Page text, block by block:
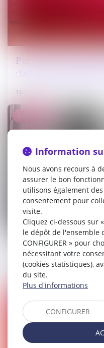
Purge des nullités
: la loi de 2024
13/12/2024
Justice des
durcissement des
10/12/2024
Droit pénal
Droit pénal
Information
Nous avons recours à
assurer le bon
utilisons également
consentement pour
visite.
Cliquez ci-dessous sur
le dépôt de l'ensemble
CONFIGURER » pour
nécessitant votre
(cookies statistiques),
du site.
Plus d'informations
CONFIGURER